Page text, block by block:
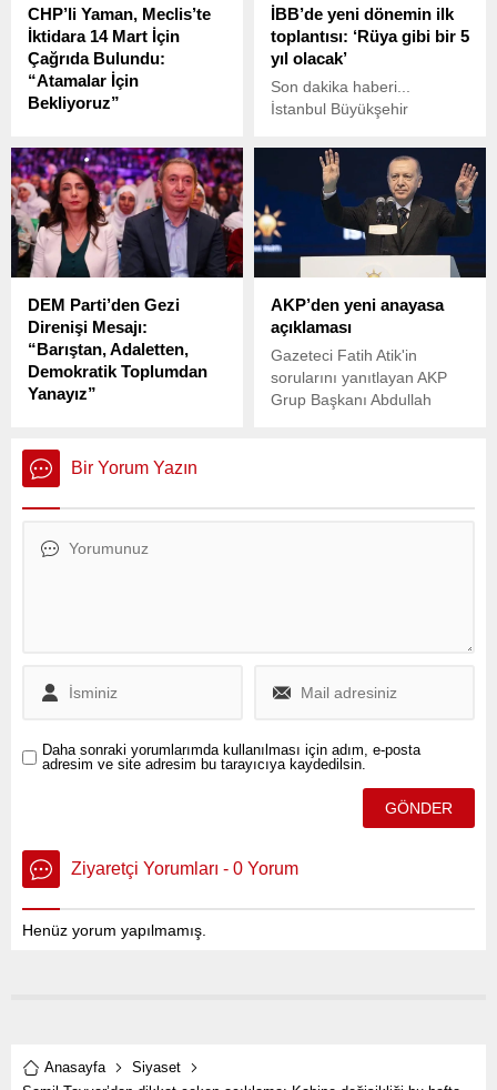
Mahkemesi tarafından
kabul edildi.
CHP’li Yaman, Meclis’te
İktidara 14 Mart İçin
Çağrıda Bulundu:
“Atamalar İçin
Bekliyoruz”
Tıp Bayramı nedeniyle
TBMM Genel Kurulu’nda
önemli açıklamalarda
bulundu.
İBB’de yeni dönemin ilk
toplantısı: ‘Rüya gibi bir 5
yıl olacak’
Son dakika haberi...
İstanbul Büyükşehir
Ekrem İmamoğlu, İBB
meclisi yeni dönem ilk
toplantısında konuştu. Öte
yandan 1. başkanvekilliği
seçimini CHP'nin adayı Nuri
Aslan'ın 184 oyla
DEM Parti’den Gezi
Direnişi Mesajı:
“Barıştan, Adaletten,
Demokratik Toplumdan
Yanayız”
ve Demokrasi Partisi (DEM
Parti) yönetimi, direnişe dair
mesajlar yayınladı.
AKP’den yeni anayasa
açıklaması
Gazeteci Fatih Atik'in
sorularını yanıtlayan AKP
Grup Başkanı Abdullah
Gazeteci Atik, programa
Bir Yorum Yazın
Daha sonraki yorumlarımda kullanılması için adım, e-posta
adresim ve site adresim bu tarayıcıya kaydedilsin.
Ziyaretçi Yorumları - 0 Yorum
Henüz yorum yapılmamış.
Anasayfa
Siyaset